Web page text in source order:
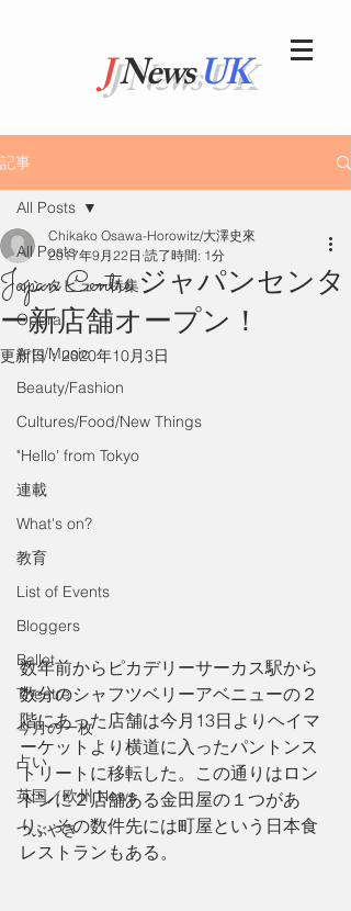
JNewsUK
記事
All Posts
インタビュー特集
Opera
Arts/Music
Beauty/Fashion
Cultures/Food/New Things
"Hello' from Tokyo
連載
What's on?
教育
List of Events
Bloggers
Ballet
Theatre
今月の一枚
占い
英国／欧州 News
つぶやき
All Posts
Japan Centre ジャパンセンタ
ー新店舗オープン！
Chikako Osawa-Horowitz/大澤史來
2017年9月22日 読了時間: 1分
更新日：2020年10月3日
数年前からピカデリーサーカス駅から
数分のシャフツベリーアベニューの２
階にあった店舗は今月13日よりヘイマ
ーケットより横道に入ったパントンス
トリートに移転した。この通りはロン
ドンに２店舗ある金田屋の１つがあ
り、その数件先には町屋という日本食
レストランもある。